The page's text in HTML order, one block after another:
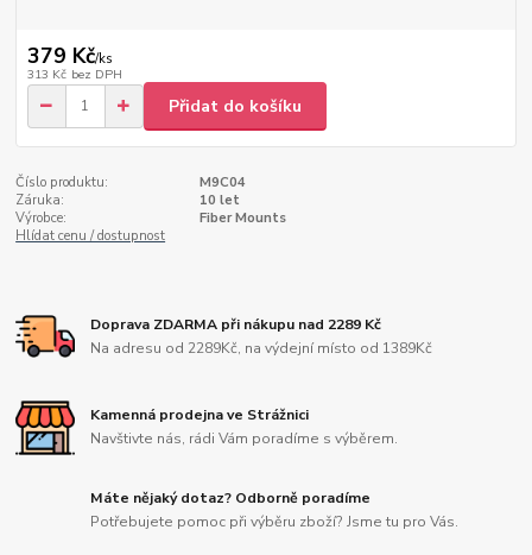
379 Kč/ks
313 Kč bez DPH
Přidat do košíku
Číslo produktu:
M9C04
Záruka:
10 let
Výrobce:
Fiber Mounts
Hlídat cenu / dostupnost
Doprava ZDARMA při nákupu nad 2289 Kč
Na adresu od 2289Kč, na výdejní místo od 1389Kč
Kamenná prodejna ve Strážnici
Navštivte nás, rádi Vám poradíme s výběrem.
Máte nějaký dotaz? Odborně poradíme
Potřebujete pomoc při výběru zboží? Jsme tu pro Vás.